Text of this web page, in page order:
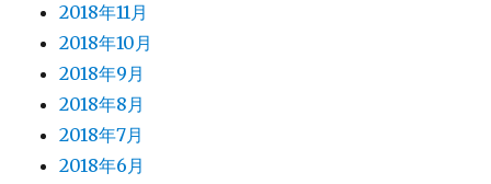
2018年11月
2018年10月
2018年9月
2018年8月
2018年7月
2018年6月